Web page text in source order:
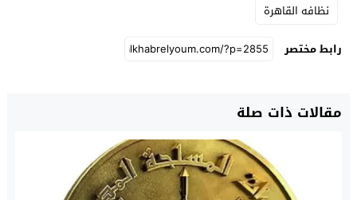
نظافه القاهرة
رابط مختصر
مقالات ذات صلة